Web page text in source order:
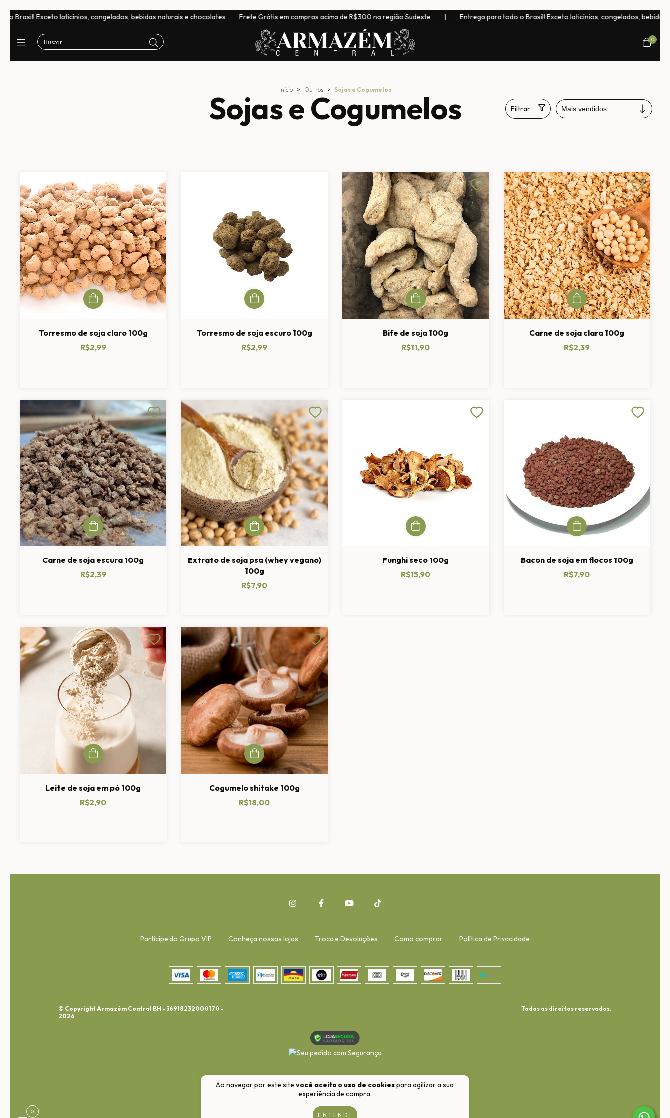
laticínios, congelados, bebidas naturais e chocolates Frete Grátis em compras acima de R$300 na região Sudeste | Entrega para todo o Brasil! Exceto laticínios, congelados, bebidas naturais e
0
Ao navegar por este sitevocê aceita o uso de cookiespara agilizar a sua
experiência de compra.
ENTENDI
Início > Outros > Sojas e Cogumelos
Sojas e Cogumelos Filtrar
Torresmo de soja claro 100g
R$2,99
Torresmo de soja escuro 100g
R$2,99
Bife de soja 100g
R$11,90
Carne de soja clara 100g
R$2,39
Carne de soja escura 100g
R$2,39
Extrato de soja psa (whey vegano)
100g
R$7,90
Funghi seco 100g
R$15,90
Bacon de soja em flocos 100g
R$7,90
Leite de soja em pó 100g
R$2,90
Cogumelo shitake 100g
R$18,00
Participe do Grupo VIP Conheça nossas lojas Troca e Devoluções Como comprar Política de Privacidade
© Copyright Armazém Central BH - 36918232000170 -
2026
Todos os direitos reservados.
0
0